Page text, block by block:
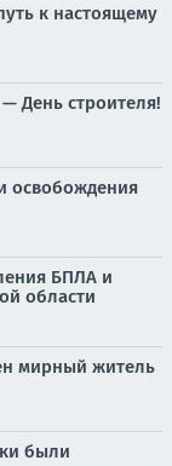
к настоящему
День строителя!
освобождения
БПЛА и
области
мирный житель
были